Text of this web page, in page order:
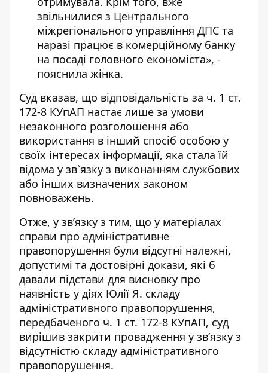
звільнилися з Центрального
міжрегіонального управління ДПС та
наразі працює в комерційному банку
на посаді головного економіста», -
пояснила жінка.
Суд вказав, що відповідальність за ч. 1 ст.
172-8 КУпАП настає лише за умови
незаконного розголошення або
використання в інший спосіб особою у
своїх інтересах інформації, яка стала їй
відома у зв`язку з виконанням службових
або інших визначених законом
повноважень.
Отже, у зв’язку з тим, що у матеріалах
справи про адміністративне
правопорушення були відсутні належні,
допустимі та достовірні докази, які б
давали підстави для висновку про
наявність у діях Юлії Я. складу
адміністративного правопорушення,
передбаченого ч. 1 ст. 172-8 КУпАП, суд
вирішив закрити провадження у зв’язку з
відсутністю складу адміністративного
правопорушення.